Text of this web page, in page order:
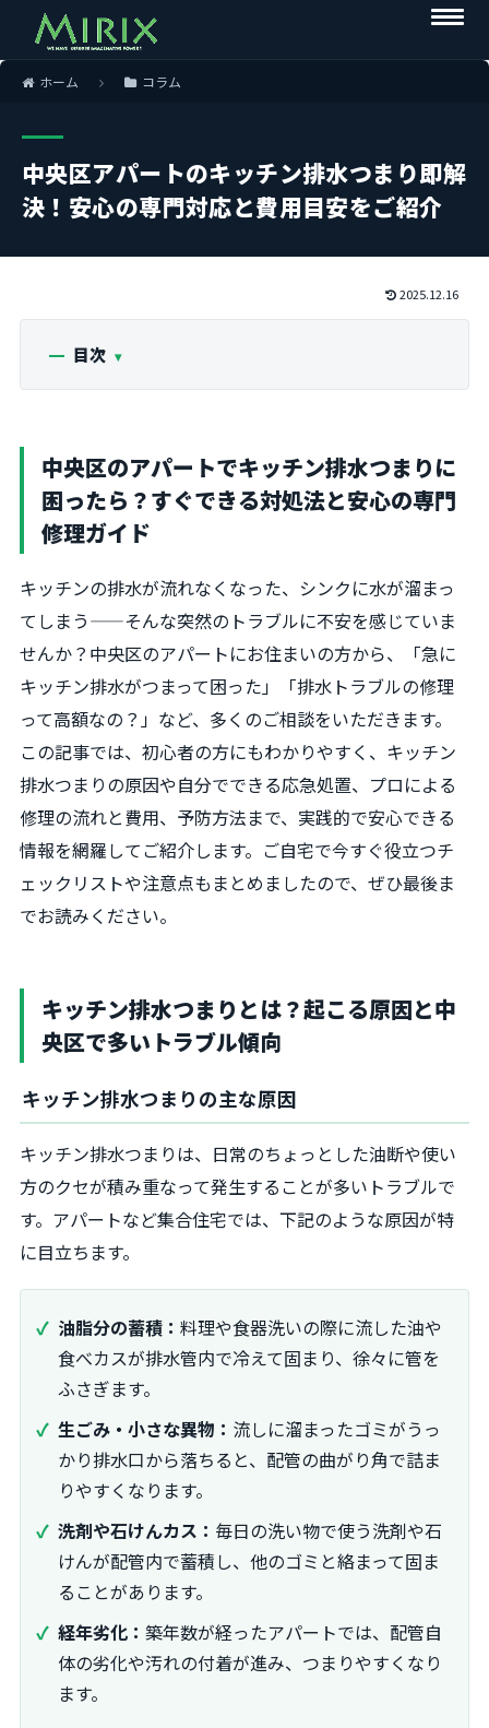
ホーム コラム
中央区アパートのキッチン排水つまり即解
決！安心の専門対応と費用目安をご紹介
2025.12.16
目次
中央区のアパートでキッチン排水つまりに
困ったら？すぐできる対処法と安心の専門
修理ガイド
キッチンの排水が流れなくなった、シンクに水が溜まっ
てしまう——そんな突然のトラブルに不安を感じていま
せんか？中央区のアパートにお住まいの方から、「急に
キッチン排水がつまって困った」「排水トラブルの修理
って高額なの？」など、多くのご相談をいただきます。
この記事では、初心者の方にもわかりやすく、キッチン
排水つまりの原因や自分でできる応急処置、プロによる
修理の流れと費用、予防方法まで、実践的で安心できる
情報を網羅してご紹介します。ご自宅で今すぐ役立つチ
ェックリストや注意点もまとめましたので、ぜひ最後ま
でお読みください。
キッチン排水つまりとは？起こる原因と中
央区で多いトラブル傾向
キッチン排水つまりの主な原因
キッチン排水つまりは、日常のちょっとした油断や使い
方のクセが積み重なって発生することが多いトラブルで
す。アパートなど集合住宅では、下記のような原因が特
に目立ちます。
油脂分の蓄積： 料理や食器洗いの際に流した油や
食べカスが排水管内で冷えて固まり、徐々に管を
ふさぎます。
生ごみ・小さな異物： 流しに溜まったゴミがうっ
かり排水口から落ちると、配管の曲がり角で詰ま
りやすくなります。
洗剤や石けんカス： 毎日の洗い物で使う洗剤や石
けんが配管内で蓄積し、他のゴミと絡まって固ま
ることがあります。
経年劣化： 築年数が経ったアパートでは、配管自
体の劣化や汚れの付着が進み、つまりやすくなり
ます。